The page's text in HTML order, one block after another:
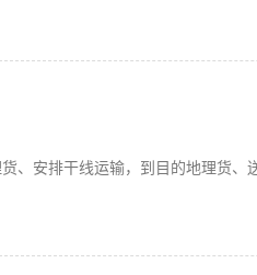
、安排干线运输，到目的地理货